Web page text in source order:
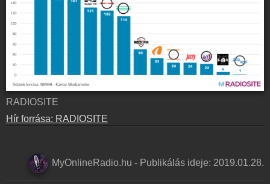
RADIOSITE
Hír forrása: RADIOSITE
MyOnlineRadio.hu - Publikálás ideje: 2019.01.28.